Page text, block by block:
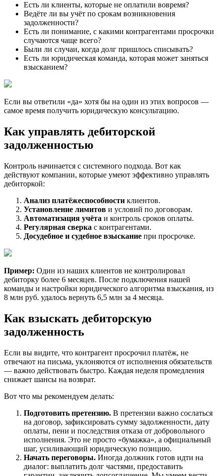
Есть ли клиенты, которые не оплатили вовремя?
Ведёте ли вы учёт по срокам возникновения
задолженности?
Есть ли понимание, с какими контрагентами просрочки
случаются чаще всего?
Были ли случаи, когда долг пришлось списывать?
Есть ли юридическая команда, которая может заняться
взысканием?
Если вы ответили «да» хотя бы на один из этих вопросов —
самое время получить юридическую консультацию.
Как управлять дебиторской
задолженностью
Контроль начинается с системного подхода. Вот как
действуют компании, которые умеют эффективно управлять
дебиторкой:
Анализ платёжеспособности клиентов.
Установление лимитов и условий по договорам.
Автоматизация учёта и контроль сроков оплаты.
Регулярная сверка с контрагентами.
Досудебное и судебное взыскание при просрочке.
Пример: Один из наших клиентов не контролировал
дебиторку более 6 месяцев. После подключения нашей
команды и настройки юридического алгоритма взыскания, из
8 млн руб. удалось вернуть 6,5 млн за 4 месяца.
Как взыскать дебиторскую
задолженность
Если вы видите, что контрагент просрочил платёж, не
отвечают на письма, уклоняются от исполнения обязательств
— важно действовать быстро. Каждая неделя промедления
снижает шансы на возврат.
Вот что мы рекомендуем делать:
Подготовить претензию. В претензии важно сослаться
на договор, зафиксировать сумму задолженности, дату
оплаты, пени и последствия отказа от добровольного
исполнения. Это не просто «бумажка», а официальный
шаг, усиливающий юридическую позицию.
Начать переговоры. Иногда должник готов идти на
диалог: выплатить долг частями, предоставить